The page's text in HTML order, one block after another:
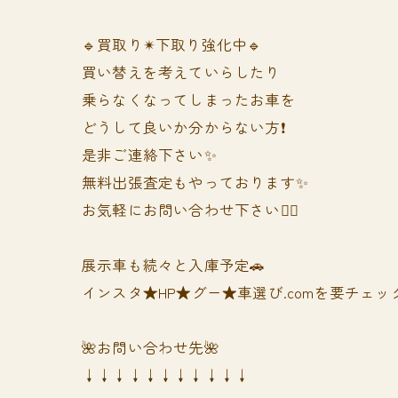
🔹買取り✴︎下取り強化中🔹
買い替えを考えていらしたり
乗らなくなってしまったお車を
どうして良いか分からない方❗️
是非ご連絡下さい✨
無料出張査定もやっております✨
お気軽にお問い合わせ下さい🙆‍♀️
展示車も続々と入庫予定🚗
インスタ★HP★グー★車選び.comを要チェッ
🌺お問い合わせ先🌺
↓↓↓↓↓↓↓↓↓↓↓